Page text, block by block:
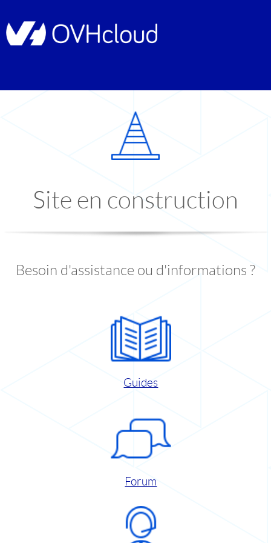
Site en construction
Besoin d'assistance ou d'informations ?
Guides
Forum